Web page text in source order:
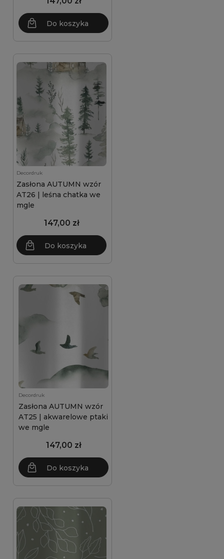
Do koszyka
Decordruk
Zasłona AUTUMN wzór
AT26 | leśna chatka we
mgle
147,00 zł
Do koszyka
Decordruk
Zasłona AUTUMN wzór
AT25 | akwarelowe ptaki
we mgle
147,00 zł
Do koszyka